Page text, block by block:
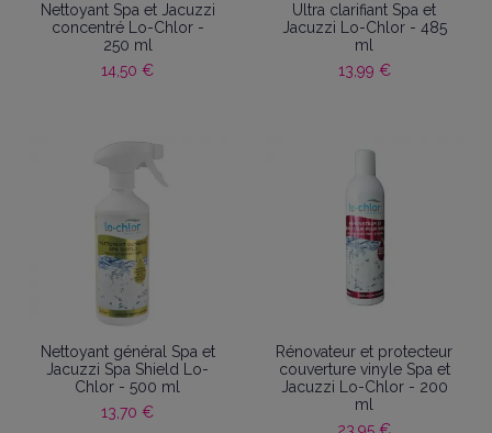
Nettoyant Spa et Jacuzzi
concentré Lo-Chlor -
250 ml
14,50 €
Ultra clarifiant Spa et
Jacuzzi Lo-Chlor - 485
ml
13,99 €
Nettoyant général Spa et
Jacuzzi Spa Shield Lo-
Chlor - 500 ml
13,70 €
Rénovateur et protecteur
couverture vinyle Spa et
Jacuzzi Lo-Chlor - 200
ml